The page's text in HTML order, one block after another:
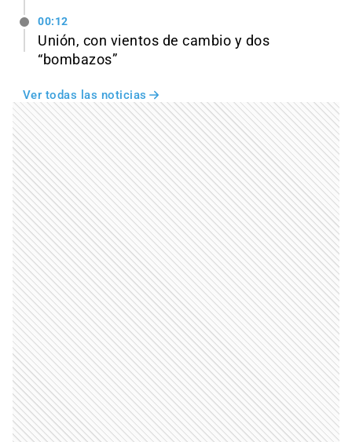
00:12
Unión, con vientos de cambio y dos
“bombazos”
Ver todas las noticias